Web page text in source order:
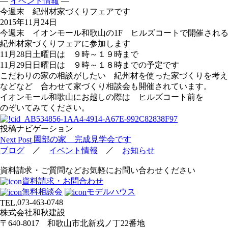
今週末 紀州材家づくりフェアです
2015年11月24日
今週末 イオンモール和歌山の1F ヒルズコートで開催される
紀州材家づくりフェアに参加します
11月28日土曜日は ９時～１９時まで
11月29日日曜日は ９時～１８時までの予定です
こだわりの家の相談がしたい 紀州材を使った家づくりを考
などなど 合わせて家づくり相談会も開催されています。
イオンモール和歌山にお越しの際は ヒルズコート前を
のぞいてみてください。
投稿ナビゲーション
Next Post 園部の家 完成見学会です
ブログ ／ イベント情報 ／ お知らせ
資料請求・ご質問などお気軽にお問い合わせください
資料請求・お問合わせ
無料相談会
モデルハウス
TEL.073-463-0748
株式会社和秋建設
〒640-8017 和歌山市北新戎ノ丁22番地